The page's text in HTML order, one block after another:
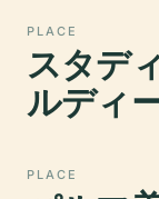
PLACE
スタデ
ルディ
PLACE